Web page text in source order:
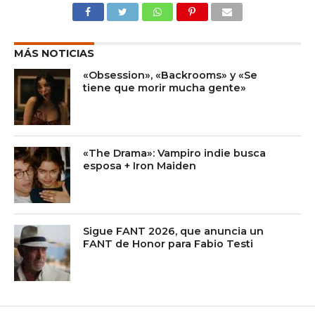
MÁS NOTICIAS
«Obsession», «Backrooms» y «Se
tiene que morir mucha gente»
«The Drama»: Vampiro indie busca
esposa + Iron Maiden
Sigue FANT 2026, que anuncia un
FANT de Honor para Fabio Testi